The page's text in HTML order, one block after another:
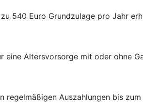
540 Euro Grundzulage pro Jahr
eine Altersvorsorge mit oder ohne
Auszahlungen bis